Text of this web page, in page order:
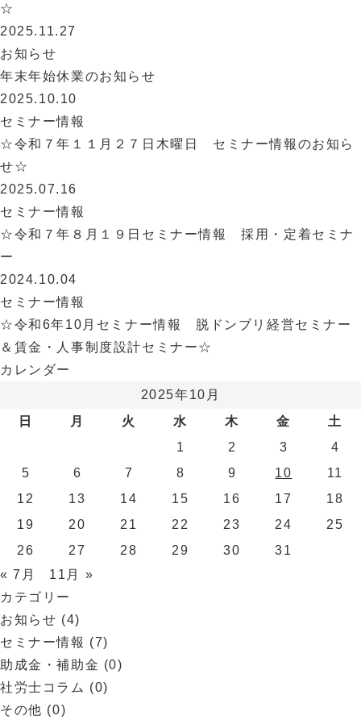
☆
2025.11.27
お知らせ
年末年始休業のお知らせ
2025.10.10
セミナー情報
☆令和７年１１月２７日木曜日 セミナー情報のお知ら
せ☆
2025.07.16
セミナー情報
☆令和７年８月１９日セミナー情報 採用・定着セミナ
ー
2024.10.04
セミナー情報
☆令和6年10月セミナー情報 脱ドンブリ経営セミナー
＆賃金・人事制度設計セミナー☆
カレンダー
2025年10月
日
月 火 水 木 金
土
1
2 3
4
5
6 7 8 9 10
11
12
13 14 15 16 17
18
19
20 21 22 23 24
25
26
27 28 29 30
31
« 7月
11月 »
カテゴリー
お知らせ (4)
セミナー情報 (7)
助成金・補助金 (0)
社労士コラム (0)
その他 (0)